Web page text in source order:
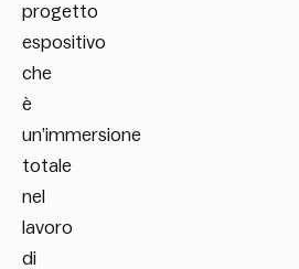
progetto
espositivo
che
è
un’immersione
totale
nel
lavoro
di